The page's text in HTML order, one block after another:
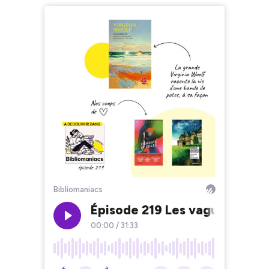
Bibliomaniacs
Épisode 219 Les vagues de
00:00 / 31:33